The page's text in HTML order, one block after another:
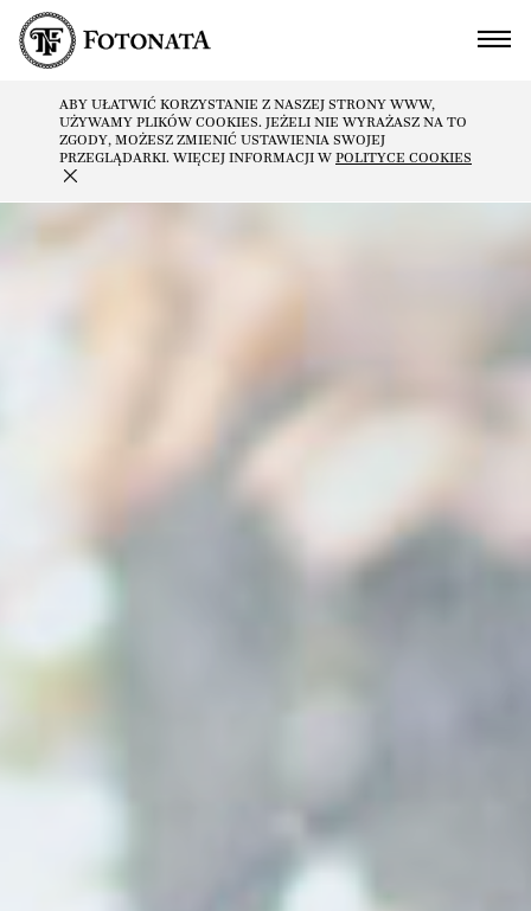
ABY UŁATWIĆ KORZYSTANIE Z NASZEJ STRONY WWW,
UŻYWAMY PLIKÓW COOKIES. JEŻELI NIE WYRAŻASZ NA TO
ZGODY, MOŻESZ ZMIENIĆ USTAWIENIA SWOJEJ
PRZEGLĄDARKI. WIĘCEJ INFORMACJI W POLITYCE COOKIES